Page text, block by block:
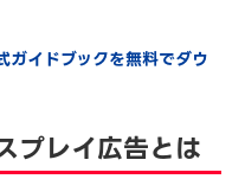
イドブックを無料でダウ
プレイ広告とは